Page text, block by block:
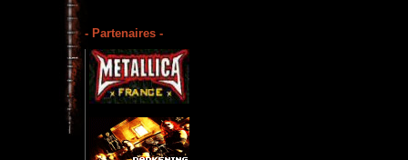
- Partenaires -